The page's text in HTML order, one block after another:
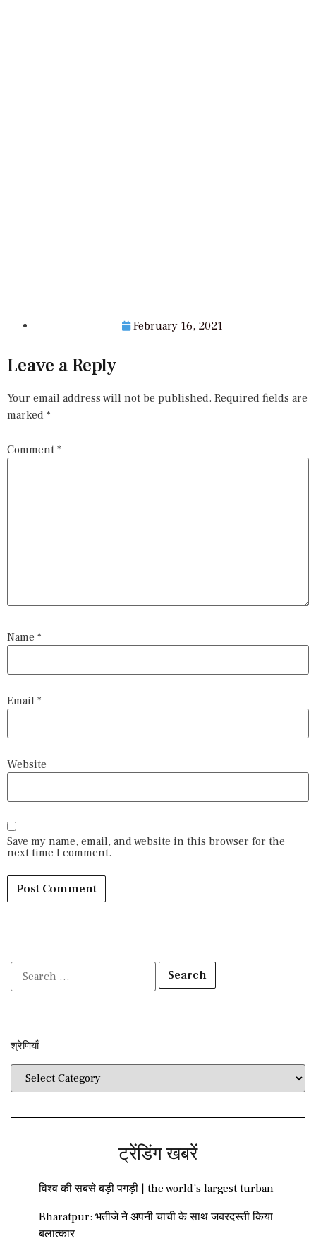
February 16, 2021
Leave a Reply
Your email address will not be published. Required fields are
marked *
Comment *
Name *
Email *
Website
Save my name, email, and website in this browser for the
next time I comment.
श्रेणियाँ​​
ट्रेंडिंग खबरें
विश्व की सबसे बड़ी पगड़ी | the world’s largest turban
Bharatpur: भतीजे ने अपनी चाची के साथ जबरदस्ती किया
बलात्कार